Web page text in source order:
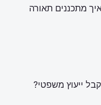
מתכננים תאורה
ייעוץ משפטי?